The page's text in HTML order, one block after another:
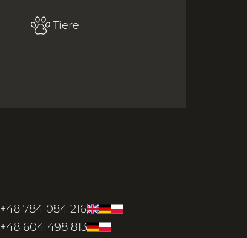
Tiere
+48 784 084 216
+48 604 498 813